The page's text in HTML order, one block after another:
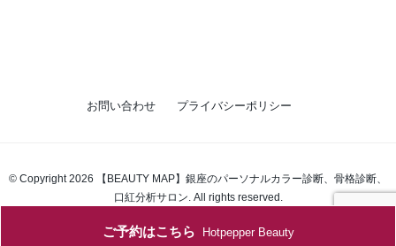
ご予約はこちら Hotpepper Beauty
お問い合わせ プライバシーポリシー
© Copyright 2026 【BEAUTY MAP】銀座のパーソナルカラー診断、骨格診断、
口紅分析サロン. All rights reserved.